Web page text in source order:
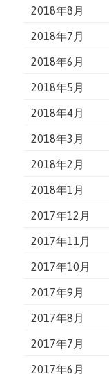
2018年8月
2018年7月
2018年6月
2018年5月
2018年4月
2018年3月
2018年2月
2018年1月
2017年12月
2017年11月
2017年10月
2017年9月
2017年8月
2017年7月
2017年6月